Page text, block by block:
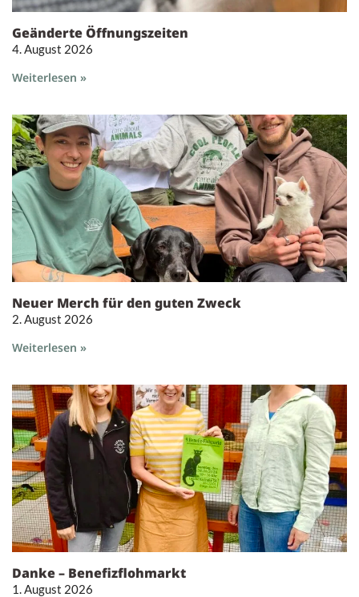
Geänderte Öffnungszeiten
4. August 2026
Weiterlesen »
Neuer Merch für den guten Zweck
2. August 2026
Weiterlesen »
Danke – Benefizflohmarkt
1. August 2026